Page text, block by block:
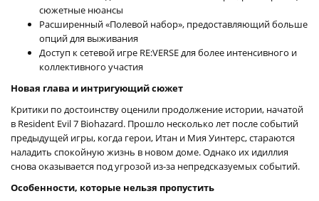
сюжетные нюансы
Расширенный «Полевой набор», предоставляющий больше
опций для выживания
Доступ к сетевой игре RE:VERSE для более интенсивного и
коллективного участия
Новая глава и интригующий сюжет
Критики по достоинству оценили продолжение истории, начатой
в Resident Evil 7 Biohazard. Прошло несколько лет после событий
предыдущей игры, когда герои, Итан и Мия Уинтерс, стараются
наладить спокойную жизнь в новом доме. Однако их идиллия
снова оказывается под угрозой из-за непредсказуемых событий.
Особенности, которые нельзя пропустить